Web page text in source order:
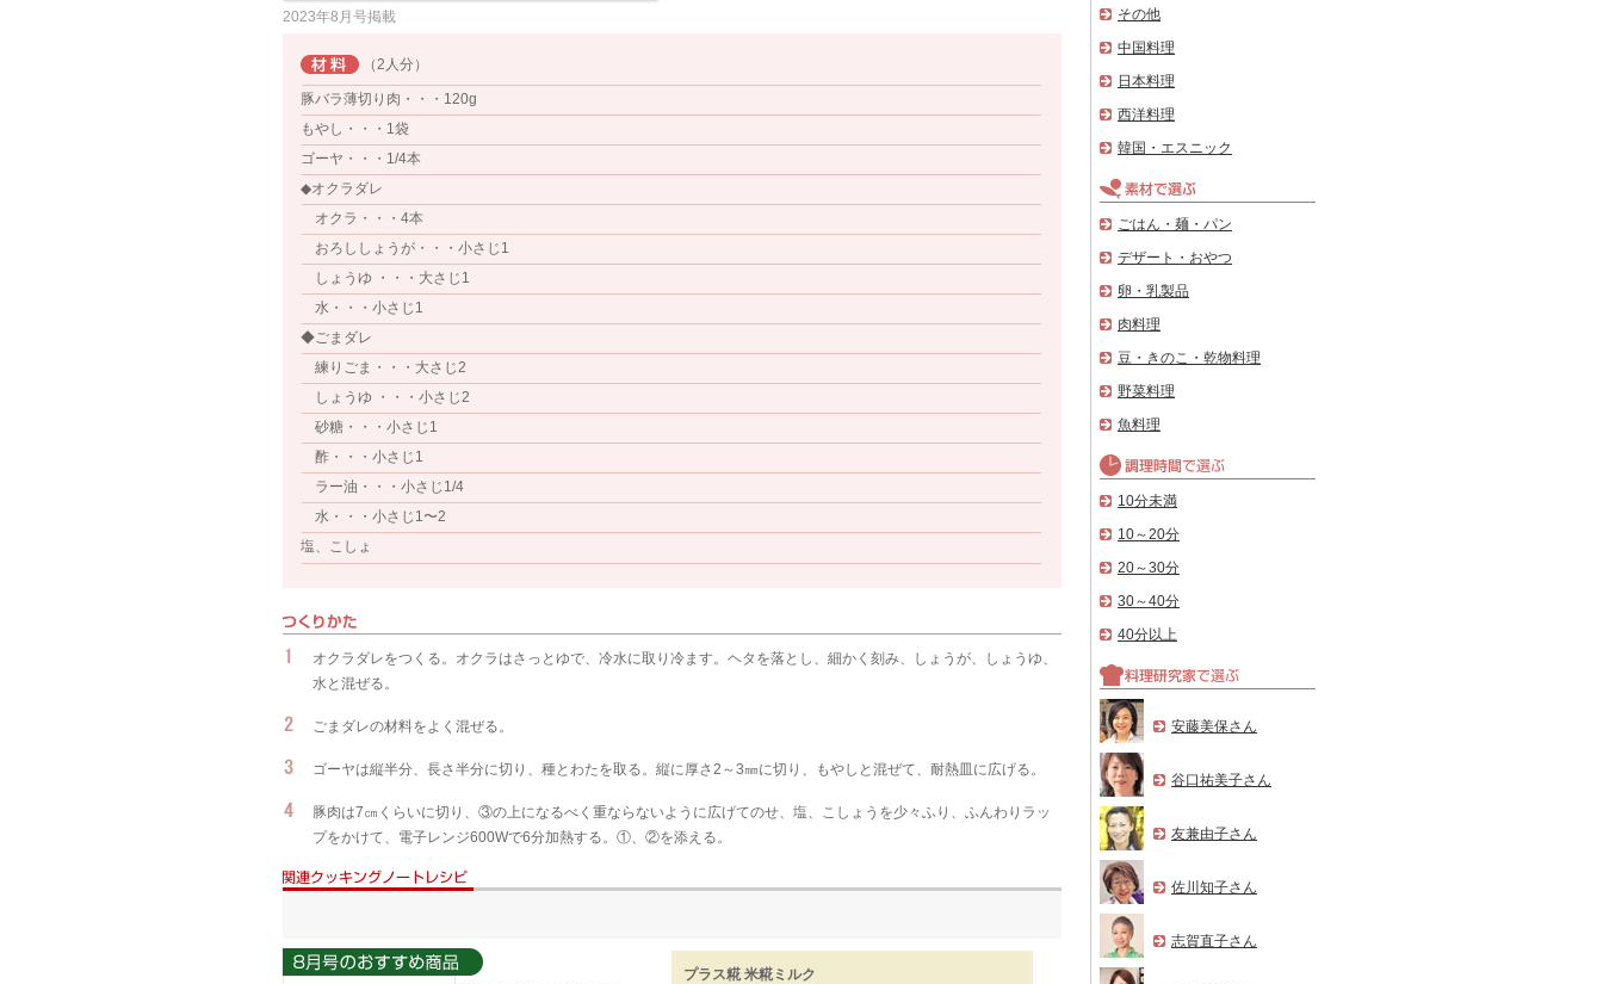
2023年8月号掲載
（2人分）
豚バラ薄切り肉・・・120g
もやし・・・1袋
ゴーヤ・・・1/4本
◆オクラダレ
オクラ・・・4本
おろししょうが・・・小さじ1
しょうゆ ・・・大さじ1
水・・・小さじ1
◆ごまダレ
練りごま・・・大さじ2
しょうゆ ・・・小さじ2
砂糖・・・小さじ1
酢・・・小さじ1
ラー油・・・小さじ1/4
水・・・小さじ1〜2
塩、こしょ
オクラダレをつくる。オクラはさっとゆで、冷水に取り冷ます。ヘタを落とし、細かく刻み、しょうが、しょうゆ、
水と混ぜる。
ごまダレの材料をよく混ぜる。
ゴーヤは縦半分、長さ半分に切り、種とわたを取る。縦に厚さ2～3㎜に切り、もやしと混ぜて、耐熱皿に広げる。
豚肉は7㎝くらいに切り、③の上になるべく重ならないように広げてのせ、塩、こしょうを少々ふり、ふんわりラッ
プをかけて、電子レンジ600Wで6分加熱する。①、②を添える。
プラス糀 米糀ミルク
その他
中国料理
日本料理
西洋料理
韓国・エスニック
ごはん・麺・パン
デザート・おやつ
卵・乳製品
肉料理
豆・きのこ・乾物料理
野菜料理
魚料理
10分未満
10～20分
20～30分
30～40分
40分以上
安藤美保さん
谷口祐美子さん
友兼由子さん
佐川知子さん
志賀直子さん